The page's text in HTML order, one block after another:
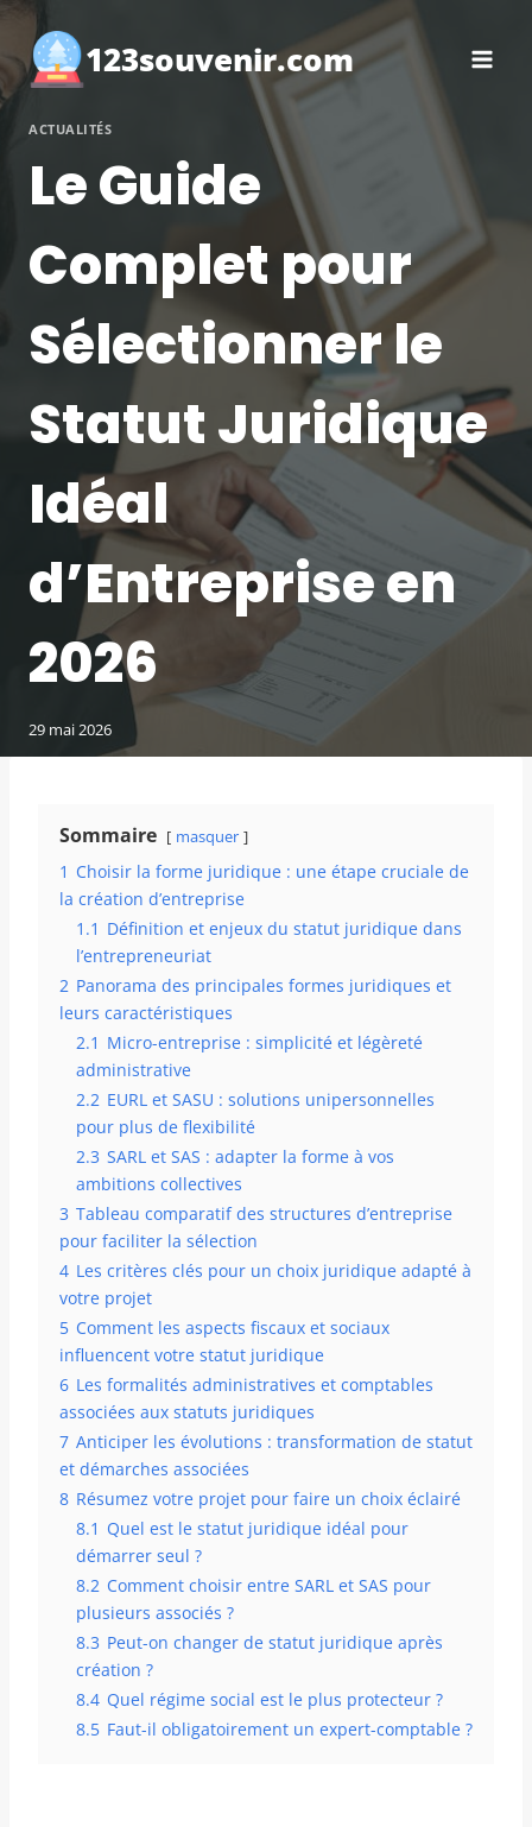
Aller
contenu 123souvenir.com
ACTUALITÉS
Le Guide
Complet pour
Sélectionner le
Statut Juridique
Idéal
d’Entreprise en
2026
29 mai 2026
Sommaire masquer
1 Choisir la forme juridique : une étape cruciale de
la création d’entreprise
1.1 Définition et enjeux du statut juridique dans
l’entrepreneuriat
2 Panorama des principales formes juridiques et
leurs caractéristiques
2.1 Micro-entreprise : simplicité et légèreté
administrative
2.2 EURL et SASU : solutions unipersonnelles
pour plus de flexibilité
2.3 SARL et SAS : adapter la forme à vos
ambitions collectives
3 Tableau comparatif des structures d’entreprise
pour faciliter la sélection
4 Les critères clés pour un choix juridique adapté à
votre projet
5 Comment les aspects fiscaux et sociaux
influencent votre statut juridique
6 Les formalités administratives et comptables
associées aux statuts juridiques
7 Anticiper les évolutions : transformation de statut
et démarches associées
8 Résumez votre projet pour faire un choix éclairé
8.1 Quel est le statut juridique idéal pour
démarrer seul ?
8.2 Comment choisir entre SARL et SAS pour
plusieurs associés ?
8.3 Peut-on changer de statut juridique après
création ?
8.4 Quel régime social est le plus protecteur ?
8.5 Faut-il obligatoirement un expert-comptable ?